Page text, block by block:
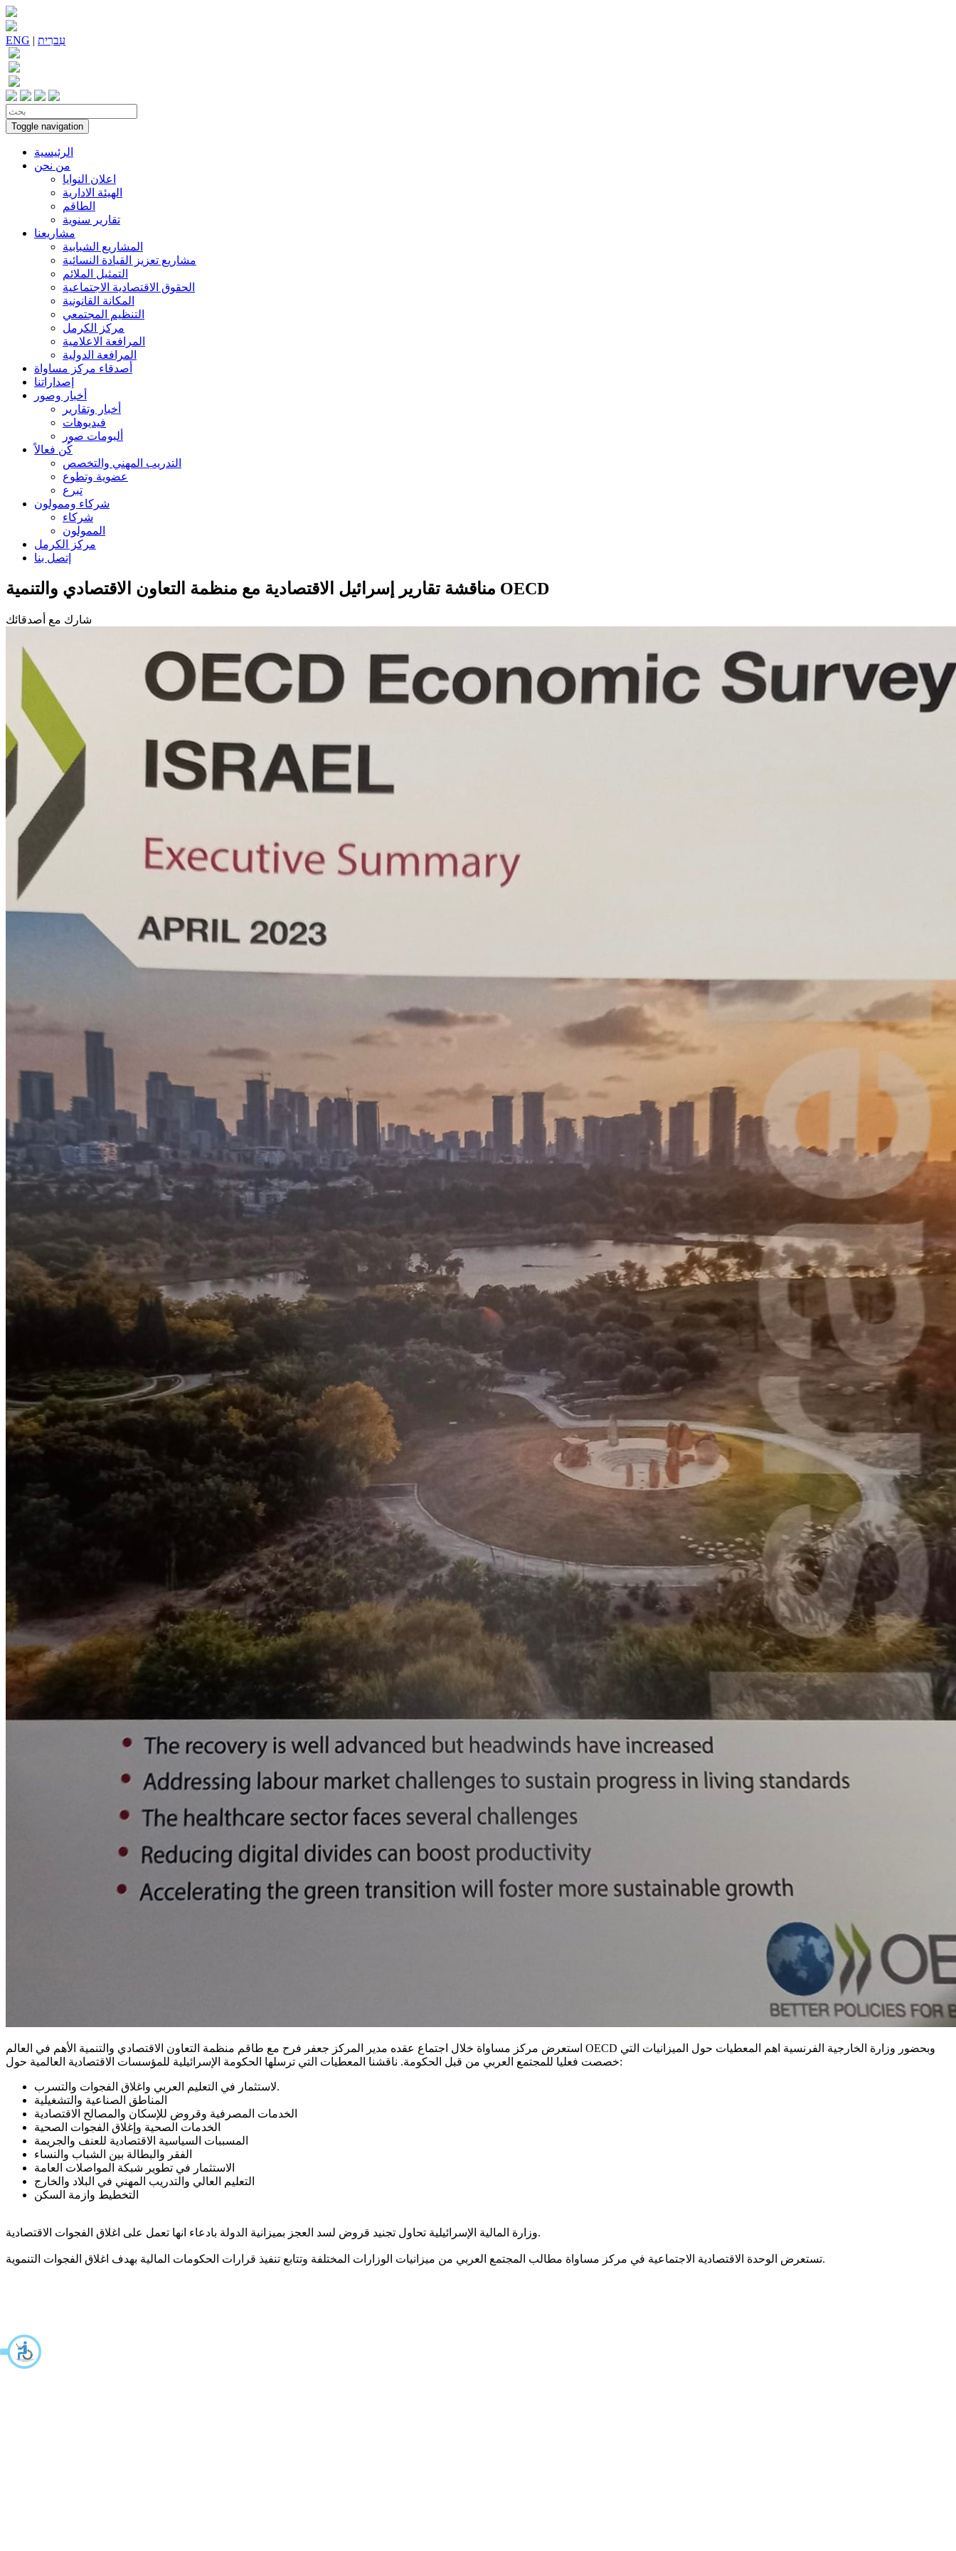
ENG | עִברִית
Toggle navigation
الرئيسية
من نحن
اعلان النوايا
الهيئة الادارية
الطاقم
تقارير سنوية
مشاريعنا
المشاريع الشبابية
مشاريع تعزيز القيادة النسائية
التمثيل الملائم
الحقوق الاقتصادية الاجتماعية
المكانة القانونية
التنظيم المجتمعي
مركز الكرمل
المرافعة الاعلامية
المرافعة الدولية
أصدقاء مركز مساواة
إصداراتنا
أخبار وصور
أخبار وتقارير
فيديوهات
ألبومات صور
كُن فعالاً
التدريب المهني والتخصص
عضوية وتطوع
تبرع
شركاء وممولون
شركاء
الممولون
مركز الكرمل
إتصل بنا
مناقشة تقارير إسرائيل الاقتصادية مع منظمة التعاون الاقتصادي والتنمية OECD
شارك مع أصدقائك
استعرض مركز مساواة خلال اجتماع عقده مدير المركز جعفر فرح مع طاقم منظمة التعاون الاقتصادي والتنمية الأهم في العالم OECD وبحضور وزارة الخارجية الفرنسية اهم المعطيات حول الميزانيات التي
خصصت فعليا للمجتمع العربي من قبل الحكومة. ناقشنا المعطيات التي ترسلها الحكومة الإسرائيلية للمؤسسات الاقتصادية العالمية حول:
لاستثمار في التعليم العربي واغلاق الفجوات والتسرب.
المناطق الصناعية والتشغيلية
الخدمات المصرفية وقروض للإسكان والمصالح الاقتصادية
الخدمات الصحية وإغلاق الفجوات الصحية
المسببات السياسية الاقتصادية للعنف والجريمة
الفقر والبطالة بين الشباب والنساء
الاستثمار في تطوير شبكة المواصلات العامة
التعليم العالي والتدريب المهني في البلاد والخارج
التخطيط وازمة السكن
وزارة المالية الإسرائيلية تحاول تجنيد قروض لسد العجز بميزانية الدولة بادعاء انها تعمل على اغلاق الفجوات الاقتصادية.
تستعرض الوحدة الاقتصادية الاجتماعية في مركز مساواة مطالب المجتمع العربي من ميزانيات الوزارات المختلفة وتتابع تنفيذ قرارات الحكومات المالية بهدف اغلاق الفجوات التنموية.